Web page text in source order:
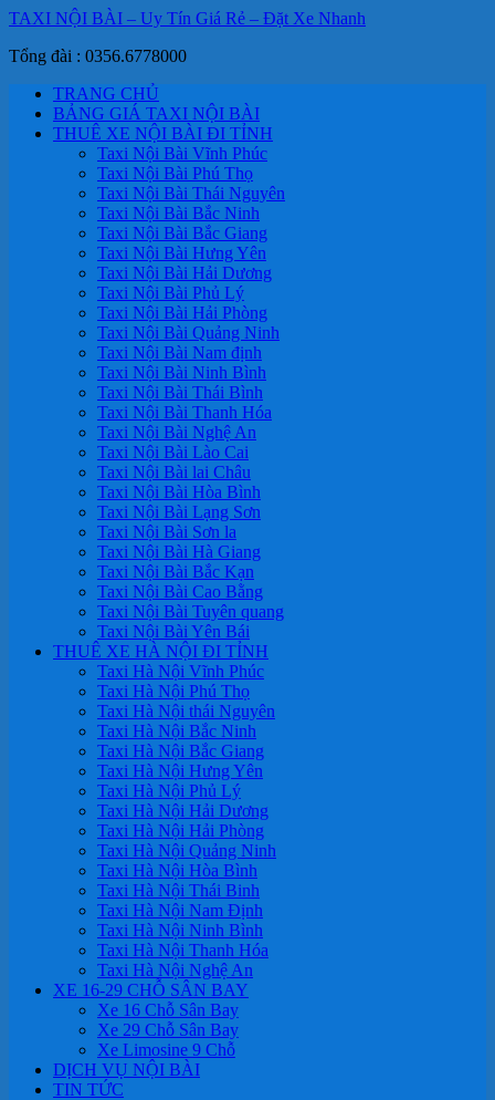
TAXI NỘI BÀI – Uy Tín Giá Rẻ – Đặt Xe Nhanh
Tổng đài : 0356.6778000
TRANG CHỦ
BẢNG GIÁ TAXI NỘI BÀI
THUÊ XE NỘI BÀI ĐI TỈNH
Taxi Nội Bài Vĩnh Phúc
Taxi Nội Bài Phú Thọ
Taxi Nội Bài Thái Nguyên
Taxi Nội Bài Bắc Ninh
Taxi Nội Bài Bắc Giang
Taxi Nội Bài Hưng Yên
Taxi Nội Bài Hải Dương
Taxi Nội Bài Phủ Lý
Taxi Nội Bài Hải Phòng
Taxi Nội Bài Quảng Ninh
Taxi Nội Bài Nam định
Taxi Nội Bài Ninh Bình
Taxi Nội Bài Thái Bình
Taxi Nội Bài Thanh Hóa
Taxi Nội Bài Nghệ An
Taxi Nội Bài Lào Cai
Taxi Nội Bài lai Châu
Taxi Nội Bài Hòa Bình
Taxi Nội Bài Lạng Sơn
Taxi Nội Bài Sơn la
Taxi Nội Bài Hà Giang
Taxi Nội Bài Bắc Kạn
Taxi Nội Bài Cao Bằng
Taxi Nội Bài Tuyên quang
Taxi Nội Bài Yên Bái
THUÊ XE HÀ NỘI ĐI TỈNH
Taxi Hà Nội Vĩnh Phúc
Taxi Hà Nội Phú Thọ
Taxi Hà Nội thái Nguyên
Taxi Hà Nội Bắc Ninh
Taxi Hà Nội Bắc Giang
Taxi Hà Nội Hưng Yên
Taxi Hà Nội Phủ Lý
Taxi Hà Nội Hải Dương
Taxi Hà Nội Hải Phòng
Taxi Hà Nội Quảng Ninh
Taxi Hà Nội Hòa Bình
Taxi Hà Nội Thái Binh
Taxi Hà Nội Nam Định
Taxi Hà Nội Ninh Bình
Taxi Hà Nội Thanh Hóa
Taxi Hà Nội Nghệ An
XE 16-29 CHỖ SÂN BAY
Xe 16 Chỗ Sân Bay
Xe 29 Chỗ Sân Bay
Xe Limosine 9 Chỗ
DỊCH VỤ NỘI BÀI
TIN TỨC